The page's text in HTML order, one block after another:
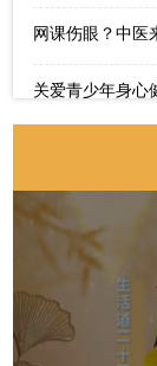
关爱青少年身心
关爱青少年身
关爱青少年身
生活道公益基